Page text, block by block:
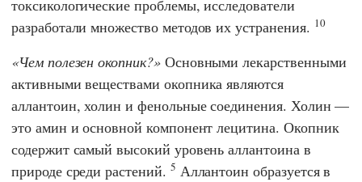
токсикологические проблемы, исследователи
разработали множество методов их устранения. 10
Чем полезен окопник? Основными лекарственными
активными веществами окопника являются
аллантоин, холин и фенольные соединения. Холин —
это амин и основной компонент лецитина. Окопник
содержит самый высокий уровень аллантоина в
природе среди растений. 5 Аллантоин образуется в